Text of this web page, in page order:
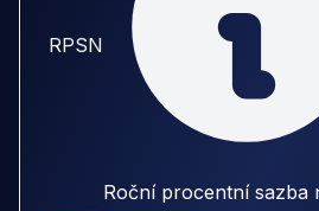
RPSN
Roční procentní sazba